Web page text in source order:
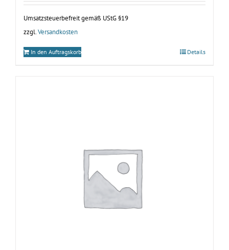
Umsatzsteuerbefreit gemäß UStG §19
zzgl. Versandkosten
In den Auftragskorb Details